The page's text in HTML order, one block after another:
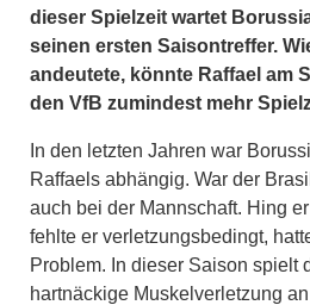
dieser Spielzeit wartet
seinen ersten Saisontreffer.
andeutete, könnte Raffael am
den VfB zumindest mehr
In den letzten Jahren war
Raffaels abhängig. War der
auch bei der Mannschaft. Hing
fehlte er verletzungsbedingt,
Problem. In dieser Saison spielt
hartnäckige Muskelverletzung